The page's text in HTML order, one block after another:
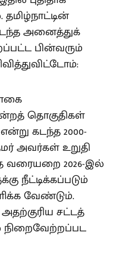
அனைத்துக்
பின்வரும்
தொகுதிகள்
கடந்த 2000-
அவர்கள் உறுதி
வரையறை 2026-இல்
நீட்டிக்கப்படும்
வேண்டும்.
சட்டத்
நிறைவேற்றப்பட